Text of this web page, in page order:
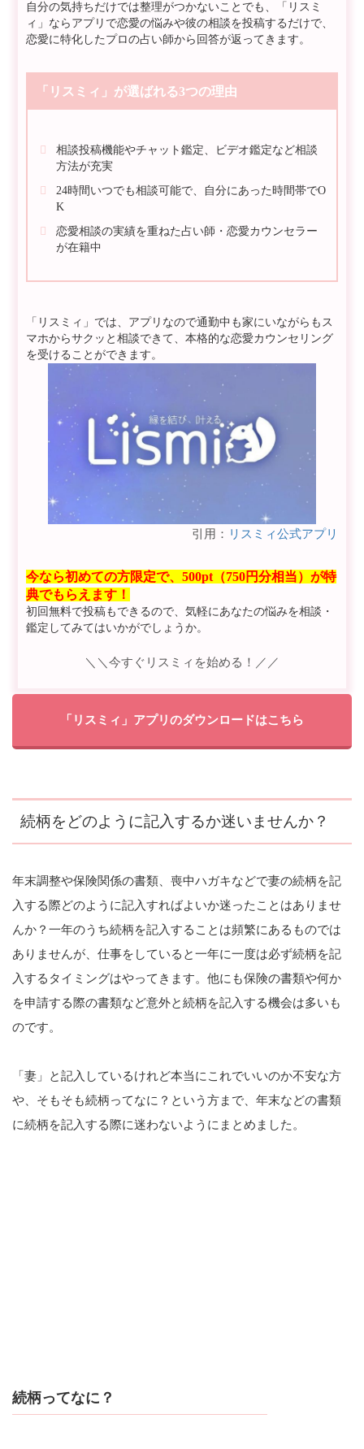
自分の気持ちだけでは整理がつかないことでも、「リスミ
ィ」ならアプリで恋愛の悩みや彼の相談を投稿するだけで、
恋愛に特化したプロの占い師から回答が返ってきます。
「リスミィ」が選ばれる3つの理由
相談投稿機能やチャット鑑定、ビデオ鑑定など相談
方法が充実
24時間いつでも相談可能で、自分にあった時間帯でO
K
恋愛相談の実績を重ねた占い師・恋愛カウンセラー
が在籍中
「リスミィ」では、アプリなので通勤中も家にいながらもス
マホからサクッと相談できて、本格的な恋愛カウンセリング
を受けることができます。
引用： リスミィ公式アプリ
今なら初めての方限定で、500pt（750円分相当）が特
典でもらえます！
初回無料で投稿もできるので、気軽にあなたの悩みを相談・
鑑定してみてはいかがでしょうか。
＼＼今すぐリスミィを始める！／／
「リスミィ」アプリのダウンロードはこちら
続柄をどのように記入するか迷いませんか？
年末調整や保険関係の書類、喪中ハガキなどで妻の続柄を記
入する際どのように記入すればよいか迷ったことはありませ
んか？一年のうち続柄を記入することは頻繁にあるものでは
ありませんが、仕事をしていると一年に一度は必ず続柄を記
入するタイミングはやってきます。他にも保険の書類や何か
を申請する際の書類など意外と続柄を記入する機会は多いも
のです。
「妻」と記入しているけれど本当にこれでいいのか不安な方
や、そもそも続柄ってなに？という方まで、年末などの書類
に続柄を記入する際に迷わないようにまとめました。
続柄ってなに？